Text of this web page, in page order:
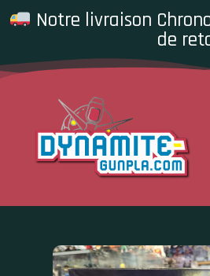
Notre livraison
de